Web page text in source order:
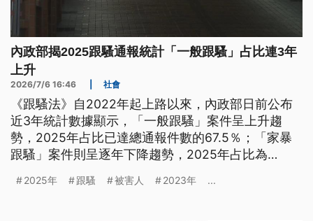
內政部揭2025跟騷通報統計「一般跟騷」占比連3年
上升
2026/7/6 16:46 社會
《跟騷法》自2022年起上路以來，內政部日前公布
近3年統計數據顯示，「一般跟騷」案件呈上升趨
勢，2025年占比已達總通報件數的67.5％；「家暴
跟騷」案件則呈逐年下降趨勢，2025年占比為
2025年 跟騷 被害人 2023年 ...